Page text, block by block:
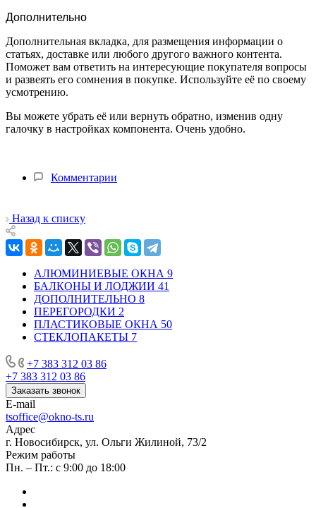
Дополнительно
Дополнительная вкладка, для размещения информации о
статьях, доставке или любого другого важного контента.
Поможет вам ответить на интересующие покупателя вопросы
и развеять его сомнения в покупке. Используйте её по своему
усмотрению.
Вы можете убрать её или вернуть обратно, изменив одну
галочку в настройках компонента. Очень удобно.
Комментарии
Назад к списку
АЛЮМИНИЕВЫЕ ОКНА 9
БАЛКОНЫ И ЛОДЖИИ 41
ДОПОЛНИТЕЛЬНО 8
ПЕРЕГОРОДКИ 2
ПЛАСТИКОВЫЕ ОКНА 50
СТЕКЛОПАКЕТЫ 7
+7 383 312 03 86
+7 383 312 03 86
Заказать звонок
E-mail
tsoffice@okno-ts.ru
Адрес
г. Новосибирск, ул. Ольги Жилиной, 73/2
Режим работы
Пн. – Пт.: с 9:00 до 18:00